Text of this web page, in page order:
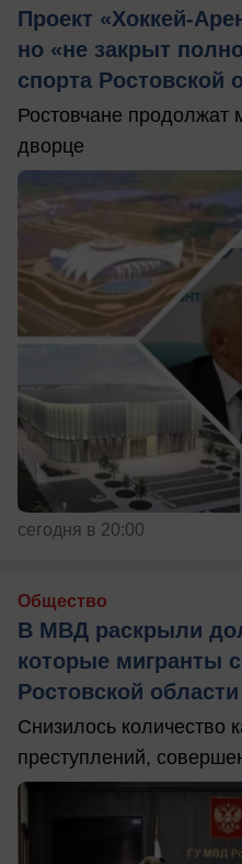
Проект «Хоккей-
но «не закрыт
спорта Ростовской
Ростовчане продолжат
дворце
сегодня в 20:00
Общество
В МВД раскрыли
которые мигранты
Ростовской области
Снизилось количество
преступлений,